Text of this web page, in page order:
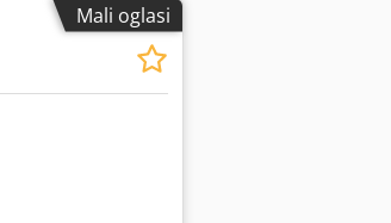
Mali oglasi